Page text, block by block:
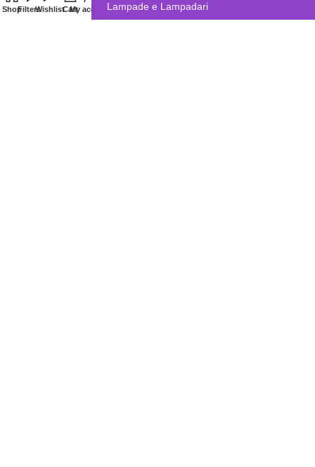
Lampade e Lampadari
ShopFiltersWishlistCartMy account